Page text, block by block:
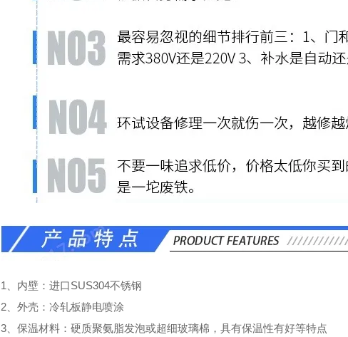
1、内壁：进口SUS304不锈钢
2、外壳：冷轧板静电喷涂
3、保温材料：硬质聚氨脂发泡或超细玻璃棉，具有保温性有好等特点